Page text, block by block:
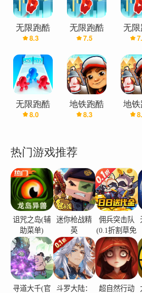
无限跑酷
(辅助菜单)
8.3
无限跑酷
7.5
无
无限跑酷
8.0
地铁跑酷
(九游版)
8.3
地
热门游戏推荐
诅咒之岛(辅
助菜单)
迷你枪战精
英
佣兵突击队
(0.1折割草免
费版)
寻道大千(官
斗罗大陆：
超自然行动